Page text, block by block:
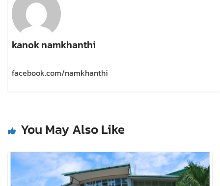
kanok namkhanthi
facebook.com/namkhanthi
You May Also Like